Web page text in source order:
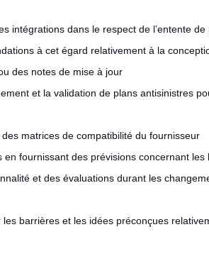
intégrations dans le respect de l’entente
à cet égard relativement à la
des notes de mise à jour
et la validation de plans antisinistres
matrices de compatibilité du fournisseur
fournissant des prévisions concernant les
et des évaluations durant les
barrières et les idées préconçues